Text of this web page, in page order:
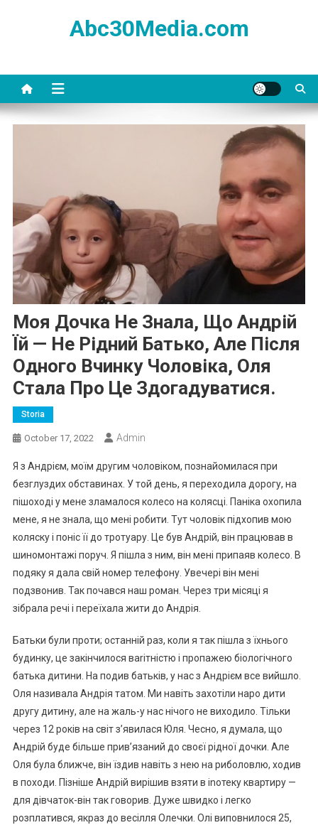
Abc30Media.com
Моя Дочка Не Знала, Що Андрій
Їй — Не Рідний Батько, Але Після
Одного Вчинку Чоловіка, Оля
Стала Про Це Здогадуватися.
Storia
October 17, 2022 Admin
Я з Андрієм, моїм другим чоловіком, познайомилася при
безглуздих обставинах. У той день, я переходила дорогу, на
пішоході у мене зламалося колесо на колясці. Паніка охопила
мене, я не знала, що мені робити. Тут чоловік підхопив мою
коляску і поніс її до тротуару. Це був Андрій, він працював в
шиномонтажі поруч. Я пішла з ним, він мені припаяв колесо. В
подяку я дала свій номер телефону. Увечері він мені
подзвонив. Так почався наш роман. Через три місяці я
зібрала речі і переїхала жити до Андрія.
Батьки були проти; останній раз, коли я так пішла з їхнього
будинку, це закінчилося ваrітністю і пропажею біологічного
батька дитини. На подив батьків, у нас з Андрієм все вийшло.
Оля називала Андрія татом. Ми навіть захотіли наро дити
другу дитину, але на жаль-у нас нічого не виходило. Тільки
через 12 років на світ з’явилася Юля. Чесно, я думала, що
Андрій буде більше прив’язаний до своєї рідної дочки. Але
Оля була ближче, він їздив навіть з нею на риболовлю, ходив
в походи. Пізніше Андрій вирішив взяти в іnотеку квартиру —
для дівчаток-він так говорив. Дуже швидко і легко
розплатився, якраз до весілля Олечки. Олі виповнилося 25,